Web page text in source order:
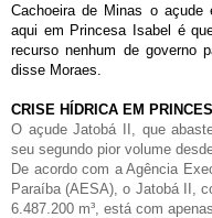
Cachoeira de Minas o açude
aqui em Princesa Isabel é
recurso nenhum de governo
disse Moraes.
CRISE HÍDRICA EM
O açude Jatobá II, que
seu segundo pior volume
De acordo com a Agência
Paraíba (AESA), o Jatobá II,
6.487.200 m³, está com